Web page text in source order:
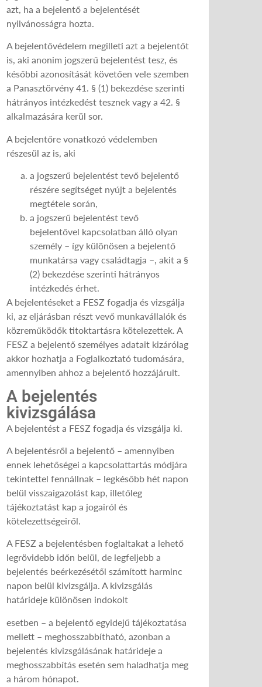
azt, ha a bejelentő a bejelentését
nyilvánosságra hozta.
A bejelentővédelem megilleti azt a bejelentőt
is, aki anonim jogszerű bejelentést tesz, és
későbbi azonosítását követően vele szemben
a Panasztörvény 41. § (1) bekezdése szerinti
hátrányos intézkedést tesznek vagy a 42. §
alkalmazására kerül sor.
A bejelentőre vonatkozó védelemben
részesül az is, aki
a jogszerű bejelentést tevő bejelentő
részére segítséget nyújt a bejelentés
megtétele során,
a jogszerű bejelentést tevő
bejelentővel kapcsolatban álló olyan
személy – így különösen a bejelentő
munkatársa vagy családtagja –, akit a §
(2) bekezdése szerinti hátrányos
intézkedés érhet.
A bejelentéseket a FESZ fogadja és vizsgálja
ki, az eljárásban részt vevő munkavállalók és
közreműködők titoktartásra kötelezettek. A
FESZ a bejelentő személyes adatait kizárólag
akkor hozhatja a Foglalkoztató tudomására,
amennyiben ahhoz a bejelentő hozzájárult.
A bejelentés
kivizsgálása
A bejelentést a FESZ fogadja és vizsgálja ki.
A bejelentésről a bejelentő – amennyiben
ennek lehetőségei a kapcsolattartás módjára
tekintettel fennállnak – legkésőbb hét napon
belül visszaigazolást kap, illetőleg
tájékoztatást kap a jogairól és
kötelezettségeiről.
A FESZ a bejelentésben foglaltakat a lehető
legrövidebb időn belül, de legfeljebb a
bejelentés beérkezésétől számított harminc
napon belül kivizsgálja. A kivizsgálás
határideje különösen indokolt
esetben – a bejelentő egyidejű tájékoztatása
mellett – meghosszabbítható, azonban a
bejelentés kivizsgálásának határideje a
meghosszabbítás esetén sem haladhatja meg
a három hónapot.